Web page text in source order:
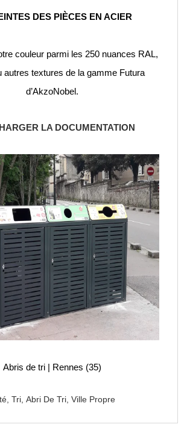
DES PIÈCES EN ACIER
couleur parmi les 250 nuances RAL,
autres textures de la gamme Futura
d’AkzoNobel.
LA DOCUMENTATION
Abris de tri | Rennes (35)
Tri, Abri De Tri, Ville Propre